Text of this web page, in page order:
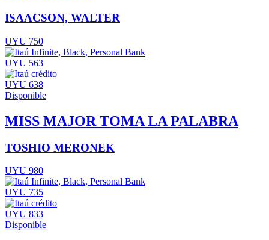
ISAACSON, WALTER
UYU 750
UYU 563
UYU 638
Disponible
MISS MAJOR TOMA LA PALABRA
TOSHIO MERONEK
UYU 980
UYU 735
UYU 833
Disponible